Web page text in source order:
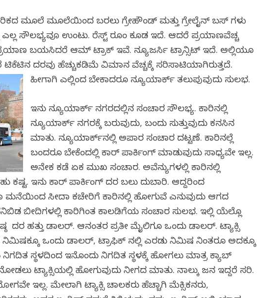
ಮೂಲೆ ಮೂಲೆಯಿಂದ ಬರಲು ಗ್ರೇಹೌಂಡ್‌ ಮತ್ತು ಗ್ರೇಲೈನ್‌ ಬಸ್ ಗಳು
ಎಲ್ಲ ಸೌಲಭ್ಯವೂ ಉಂಟು. ರೆಸ್ಟ್ ರೂಂ ಕೂಡ ಇದೆ. ಆದರೆ ಪ್ರಯಾಣವೆಚ್ಚ
ಪ್ರಯಾಣ ಬಯಸಿದರೆ ಆಮ್ ಟ್ರಾಕ್‌ ಇವೆ. ನ್ಯೂಜರ್ಸಿ ಟ್ರಾನ್ಸಿಟ್ ಇದೆ. ಅಲ್ಲಿಯೂ
ದರವು ಹೆಚ್ಚುಕಡಿಮೆ ವಿಮಾನ ವೆಚ್ಚಕ್ಕೆ ಸರಿಸಾಟಿಯಾಗಿರುತ್ತದೆ.
ಹೀಗಾಗಿ ಎಲ್ಲಿಂದ ಬೇಕಾದರೂ ನ್ಯೂಯಾರ್ಕ್‌ ತಲುಪುವುದು ಸುಲಭ.
ಇನ್ನು ನ್ಯೂಯಾರ್ಕ್‌ ನಗರದಲ್ಲಿನ ಸಂಚಾರ ಸೌಲಭ್ಯ. ಕಾರಿನಲ್ಲಿ
ನ್ಯೂಯಾರ್ಕ್‌ ನಗರಕ್ಕೆ ಬರುವುದು, ಬಂದು ಸುತ್ತುವುದು ಕನಸಿನ
ಮಾತು. ನ್ಯೂಯಾರ್ಕ್‌ನಲ್ಲಿ ಅಪಾರ ಸಂಚಾರ ದಟ್ಟಣೆ. ಕಾರಿನಲ್ಲೆ
ಬಂದರೂ ಬೇಕೆಂದಲ್ಲಿ ಕಾರ್ ಪಾರ್ಕಿಂಗ್‌ ಮಾಡುವುದು ಸಾಧ್ಯವೇ ಇಲ್ಲ.
ಅನೇಕ ಕಡೆ ಏಕ ಮುಖ ಸಂಚಾರ. ಅವೆನ್ಯುಗಳಲ್ಲಿ ಕಾರಿನಲ್ಲಿ
ಕಷ್ಟ. ಇನ್ನು ಕಾರ್ ಪಾರ್ಕಿಂಗ್ ದರ ಬಲು ದುಬಾರಿ. ಆದ್ದರಿಂದ
ಮನೆಯಿಂದ ಸೀದಾ ಕಚೇರಿಗೆ ಕಾರಿನಲ್ಲಿ ಹೋಗುವೆ ಎನ್ನುವುದು ಆಗದ
ಬೀದಿಗಳಲ್ಲಿ ಕಾರಿಗಿಂತ ಕಾಲ್ನಡಿಗೆಯ ಸಂಚಾರ ಸುಲಭ. ಇಲ್ಲಿ ಯೆಲ್ಲೊ
ದರ ಹತ್ತು ಡಾಲರ್. ಆನಂತರ ಪ್ರತೀ ಮೈಲಿಗೂ ಒಂದು ಡಾಲರ್. ಟ್ಯಾಕ್ಸಿ
ಒಂದು ಡಾಲರ್, ಟ್ರಾಫಿಕ್ ನಲ್ಲಿ ಎರಡು ನಿಮಿಷ ನಿಂತರೂ ಅದಕ್ಕೂ
ಸ್ಥಳದಿಂದ ಇನ್ನೊಂದು ನಿಗದಿತ ಸ್ಥಳಕ್ಕೆ ಹೋಗಲು ಮಾತ್ರ ಕ್ಯಾಬ್
ಟ್ಯಾಕ್ಸಿಯಲ್ಲಿ ಹೋಗುವುದು ನೀಗದ ಮಾತು. ನಾಲ್ಕು ಜನ ಇದ್ದರೆ ಸರಿ.
ಇಲ್ಲ. ಮೇಲಾಗಿ ಟ್ಯಾಕ್ಸಿ ಚಾಲಕರು ಹೆಚ್ಚಾಗಿ ಮೆಕ್ಸಿಕನ್ನರು,